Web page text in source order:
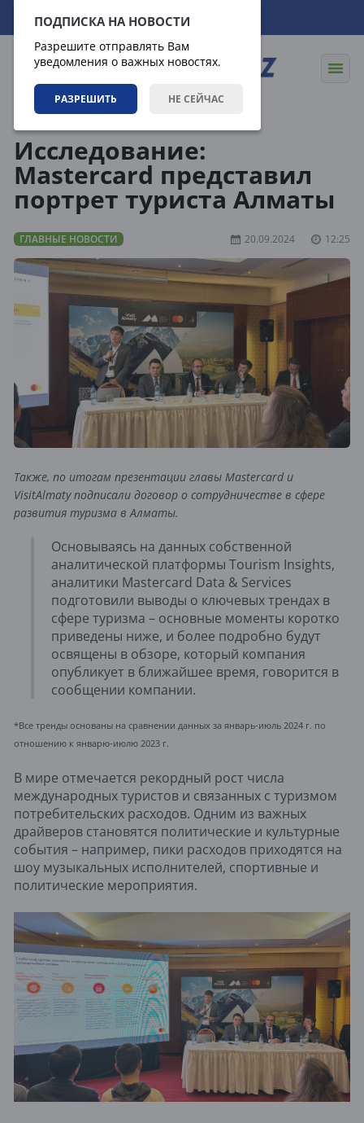
ПОДПИСКА НА НОВОСТИ
Разрешите отправлять Вам
уведомления о важных новостях.
РАЗРЕШИТЬ НЕ СЕЙЧАС
07.08.2026 16:10:02
Исследование:
Mastercard представил
портрет туриста Алматы
ГЛАВНЫЕ НОВОСТИ 20.09.2024 12:25
Также, по итогам презентации главы Mastercard и
VisitAlmaty подписали договор о сотрудничестве в сфере
развития туризма в Алматы.
Основываясь на данных собственной
аналитической платформы Tourism Insights,
аналитики Mastercard Data & Services
подготовили выводы о ключевых трендах в
сфере туризма – основные моменты коротко
приведены ниже, и более подробно будут
освящены в обзоре, который компания
опубликует в ближайшее время, говорится в
сообщении компании.
*Все тренды основаны на сравнении данных за январь-июль 2024 г. по
отношению к январю-июлю 2023 г.
В мире отмечается рекордный рост числа
международных туристов и связанных с туризмом
потребительских расходов. Одним из важных
драйверов становятся политические и культурные
события – например, пики расходов приходятся на
шоу музыкальных исполнителей, спортивные и
политические мероприятия.